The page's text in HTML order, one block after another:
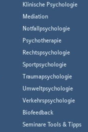
Klinische Psychologie
Mediation
Notfallpsychologie
Psychotherapie
Rechtspsychologie
Sportpsychologie
Traumapsychologie
Umweltpsychologie
Verkehrspsychologie
Biofeedback
Seminare Tools & Tipps